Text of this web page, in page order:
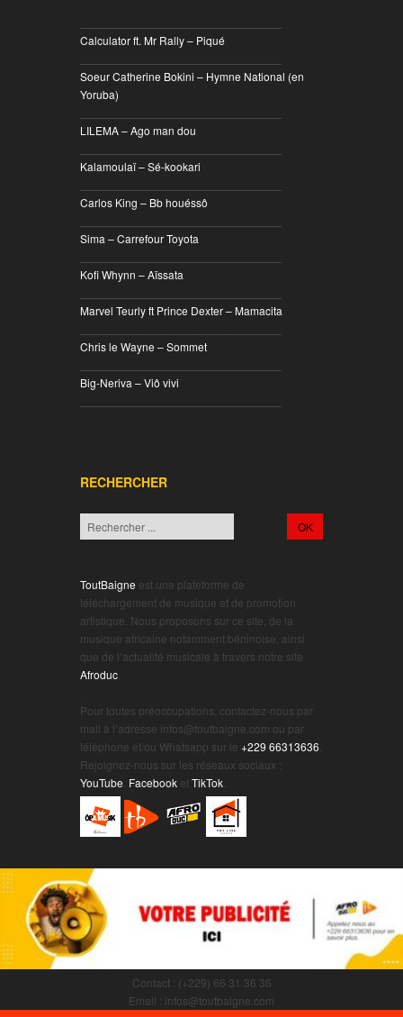
Calculator ft. Mr Rally – Piqué
Soeur Catherine Bokini – Hymne National (en
Yoruba)
LILEMA – Ago man dou
Kalamoulaï – Sé-kookari
Carlos King – Bb houéssô
Sima – Carrefour Toyota
Kofi Whynn – Aïssata
Marvel Teurly ft Prince Dexter – Mamacita
Chris le Wayne – Sommet
Big-Neriva – Viô vivi
RECHERCHER
ToutBaigne est une plateforme de
téléchargement de musique et de promotion
artistique. Nous proposons sur ce site, de la
musique africaine notamment béninoise, ainsi
que de l’actualité musicale à travers notre site
Afroduc
Pour toutes préoccupations, contactez-nous par
mail à l’adresse infos@toutbaigne.com ou par
téléphone et/ou Whatsapp sur le +229 66313636
Rejoignez-nous sur les réseaux sociaux :
YouTube Facebook etTikTok
Contact : (+229) 66 31 36 36
Email : infos@toutbaigne.com